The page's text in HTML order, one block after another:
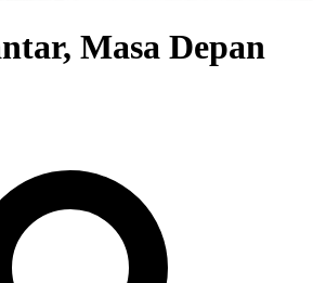
Masa Depan